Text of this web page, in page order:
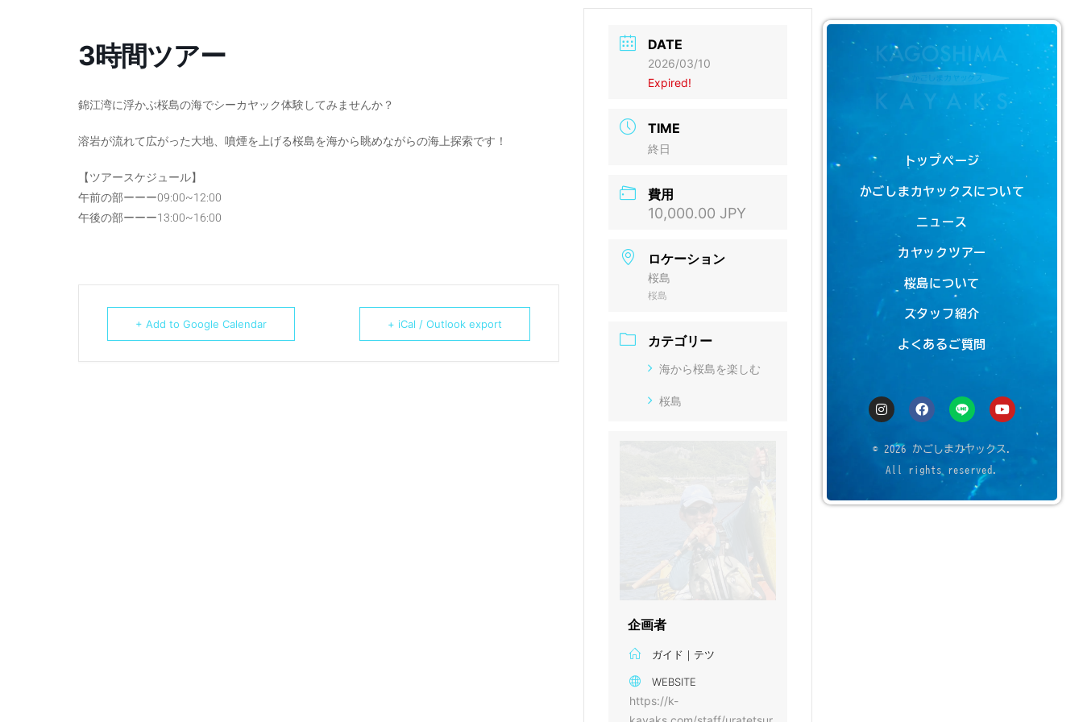
トップページ
かごしまカヤックスについて
ニュース
カヤックツアー
桜島について
スタッフ紹介
よくあるご質問
© 2026 かごしまカヤックス.
All rights reserved.
3時間ツアー
錦江湾に浮かぶ桜島の海でシーカヤック体験してみませんか？
溶岩が流れて広がった大地、噴煙を上げる桜島を海から眺めながらの海上探索です！
【ツアースケジュール】
午前の部ーーー09:00~12:00
午後の部ーーー13:00~16:00
+ Add to Google Calendar + iCal / Outlook export
DATE
2026/03/10
Expired!
TIME
終日
費用
10,000.00 JPY
ロケーション
桜島
桜島
カテゴリー
海から桜島を楽しむ
桜島
企画者
ガイド｜テツ
WEBSITE
https://k-